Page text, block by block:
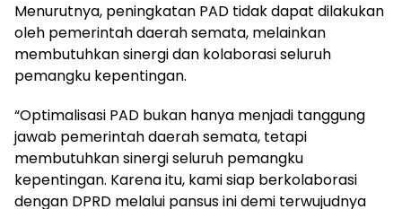
Menurutnya, peningkatan PAD tidak dapat dilakukan
oleh pemerintah daerah semata, melainkan
membutuhkan sinergi dan kolaborasi seluruh
pemangku kepentingan.
“Optimalisasi PAD bukan hanya menjadi tanggung
jawab pemerintah daerah semata, tetapi
membutuhkan sinergi seluruh pemangku
kepentingan. Karena itu, kami siap berkolaborasi
dengan DPRD melalui pansus ini demi terwujudnya